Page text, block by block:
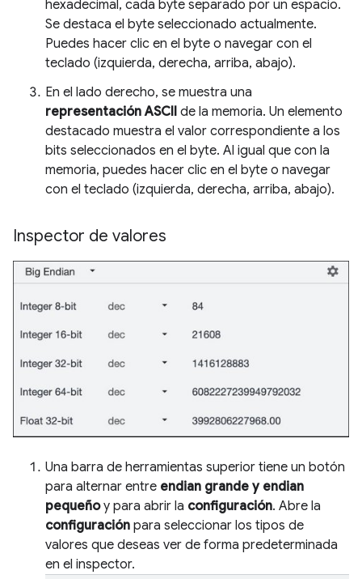
hexadecimal, cada byte separado por un espacio.
Se destaca el byte seleccionado actualmente.
Puedes hacer clic en el byte o navegar con el
teclado (izquierda, derecha, arriba, abajo).
En el lado derecho, se muestra una
representación ASCII de la memoria. Un elemento
destacado muestra el valor correspondiente a los
bits seleccionados en el byte. Al igual que con la
memoria, puedes hacer clic en el byte o navegar
con el teclado (izquierda, derecha, arriba, abajo).
Inspector de valores
Una barra de herramientas superior tiene un botón
para alternar entre endian grande y endian
pequeñoy para abrir la configuración. Abre la
configuración para seleccionar los tipos de
valores que deseas ver de forma predeterminada
en el inspector.